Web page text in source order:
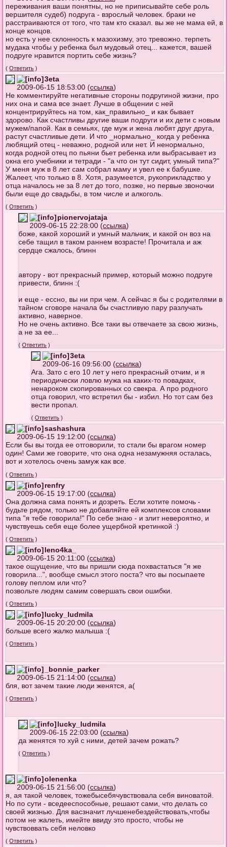
переживания ваши понятны, но не приписывайте себе роль
вершителя судеб) подруга - взрослый человек. браки не
расстраиваются от того, что там кто сказал. вы же не мама ей, в
конце концов.
но есть у нее склонность к мазохизму, это тревожно. терпеть
мудака чтобы у ребенка был мудовый отец... кажется, вашей
подруге нравится портить себе жизнь?
(Ответить )
3eta
2009-06-15 18:53:00 (ссылка)
Не комментируйте негативные стороны подругиной жизни, про
них она и сама все знает. Лучше в общении с ней
концентрируйтесь на том, как_правильно_ и как бывает
здорово. Как счастливы другие ваши подруги и их дети с новым
мужем/папой. Как в семьях, где муж и жена любят друг друга,
растут счастливые дети. И что _нормально_ когда у ребенка
любящий отец - неважно, родной или нет. И ненормально,
когда родной отец по пьяни бьет ребенка или выбрасывает из
окна его учебники и тетради - "а что он тут сидит, умный типа?"
У меня муж в 8 лет сам собрал маму и увел ее к бабушке.
Жалеет, что только в 8. Хотя, разумеется, рукоприкладство у
отца началось не за 8 лет до того, позже, но первые звоночки
были еще до свадьбы, в том числе и алкоголь.
(Ответить )
pionervojataja
2009-06-15 22:28:00 (ссылка)
боже, какой хороший и умный мальчик, и какой он воз на
себе тащил в таком раннем возрасте! Прочитала и аж
сердце сжалось, блинн
автору - вот прекрасный пример, который можно подруге
привести, блинн :(
и еще - ессно, вы ни при чем. А сейчас я бы с родителями в
тайном сговоре начала бы счастливую пару разлучать
активно, наверное.
Но не очень активно. Все таки вы отвечаете за свою жизнь,
а не за ее...
(Ответить )
3eta
2009-06-16 09:56:00 (ссылка)
Ага. Зато с его 10 лет у него прекрасный отчим, и я
периодически ловлю мужа на каких-то повадках,
ненароком скопированных со свекра. А про родного
отца говорил, что встретил бы - избил. Но тот сам без
вести пропал.
(Ответить )
sashashura
2009-06-15 19:12:00 (ссылка)
Если бы вы тогда ее отговорили, то стали бы врагом номер
один! Сами же говорите, что она одна незамужняя осталась,
вот и хотелось очень замуж как все.
(Ответить )
renfry
2009-06-15 19:17:00 (ссылка)
Она должна сама понять и дозреть. Если хотите помочь -
будьте рядом, только не добавляйте ей комплексов словами
типа "я тебе говорила!" По себе знаю - и злит невероятно, и
чувствуешь себя еще более ущербной кретинкой :)
(Ответить )
leno4ka_
2009-06-15 20:11:00 (ссылка)
такое ощущение, что вы пришли сюда похвастаться "я же
говорила...", вообще смысл этого поста? что вы посыпаете
голову пеплом или что?
позвольте людям самим совершать свои ошибки.
(Ответить )
lucky_ludmila
2009-06-15 20:20:00 (ссылка)
больше всего жалко малыша :(
(Ответить )
_bonnie_parker
2009-06-15 21:14:00 (ссылка)
бля, вот зачем такие люди женятся, а(
(Ответить )
lucky_ludmila
2009-06-15 22:03:00 (ссылка)
да женятся то хуй с ними, детей зачем рожать?
(Ответить )
olenenka
2009-06-15 21:56:00 (ссылка)
я, ая такой человек, тожебысебячувствовала себя виноватой.
Но по сути - вседееспособные, решают сами, что делать со
своей жизнью. Для васзначит лучшенебездействовать,чтобы
потом не жалеть, имейте ввиду это просто, чтобы не
чувствоввать себя неловко
(Ответить )